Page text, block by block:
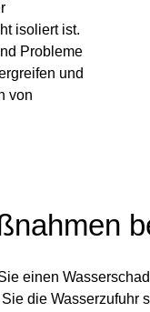
isoliert ist.
Probleme
und
von
einen
die Wasserzufuhr